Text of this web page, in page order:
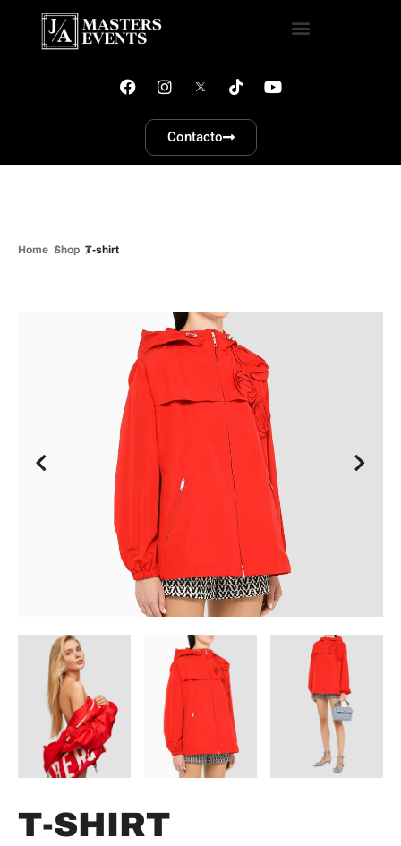
Contacto
Home Shop T-shirt
T-SHIRT